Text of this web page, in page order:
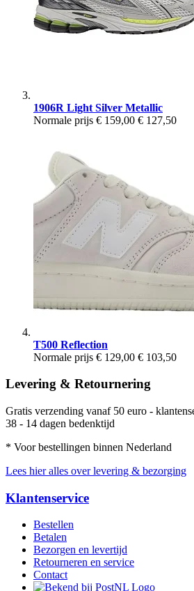
1906R Light Silver Metallic
Normale prijs € 159,00 € 127,50
T500 Reflection
Normale prijs € 129,00 € 103,50
Levering & Retournering
Gratis verzending vanaf 50 euro -
38 - 14 dagen bedenktijd
* Voor bestellingen binnen Nederland
Lees hier alles over levering & bezorging
Klantenservice
Bestellen
Betalen
Bezorgen en levertijd
Retourneren en service
Contact